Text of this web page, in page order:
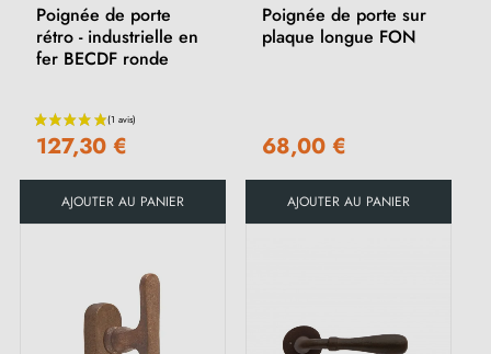
Poignée de porte
rétro - industrielle en
fer BECDF ronde
127,30 €
AJOUTER AU PANIER
Poignée de porte sur
plaque longue FON
68,00 €
AJOUTER AU PANIER